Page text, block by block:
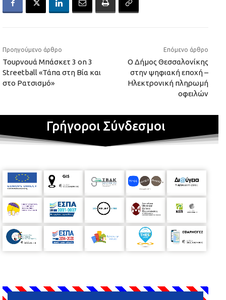
Προηγούμενο άρθρο
Τουρνουά Μπάσκετ 3 on 3
Streetball «Τάπα στη Βία και
στο Ρατσισμό»
Επόμενο άρθρο
Ο Δήμος Θεσσαλονίκης
στην ψηφιακή εποχή –
Ηλεκτρονική πληρωμή
οφειλών
Γρήγοροι Σύνδεσμοι